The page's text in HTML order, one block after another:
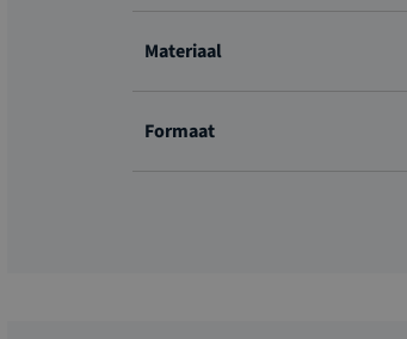
informatie
Materiaal
Formaat